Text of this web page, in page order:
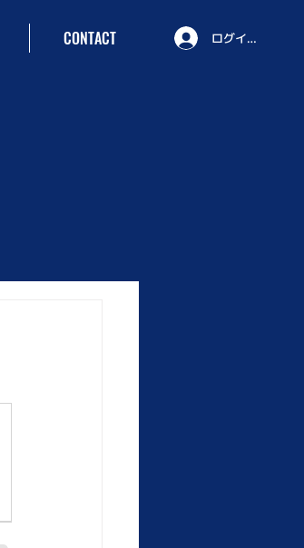
CONTACT ログイン